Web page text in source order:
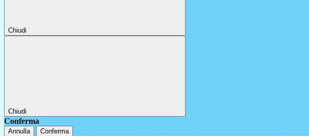
Chiudi
Chiudi
Conferma
Annulla Conferma